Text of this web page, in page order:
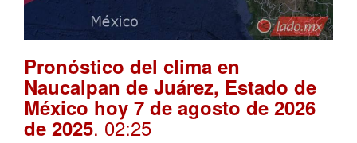
Pronóstico del clima en
Naucalpan de Juárez, Estado de
México hoy 7 de agosto de 2026
de 2025. 02:25